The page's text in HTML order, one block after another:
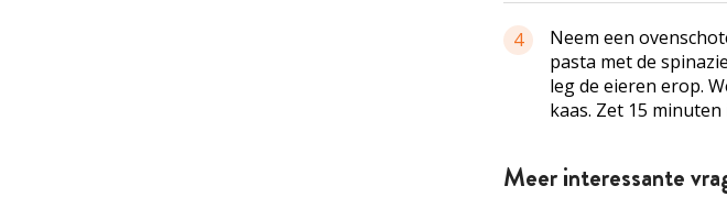
4
Neem een
pasta met de
leg de eieren erop.
kaas. Zet 15 minuten
Meer interessante